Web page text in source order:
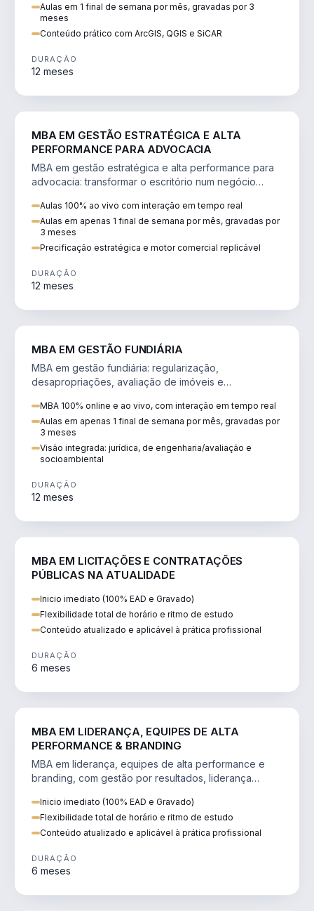
Aulas em 1 final de semana por mês, gravadas por 3
meses
Conteúdo prático com ArcGIS, QGIS e SiCAR
DURAÇÃO
12 meses
MBA EM GESTÃO ESTRATÉGICA E ALTA
PERFORMANCE PARA ADVOCACIA
MBA em gestão estratégica e alta performance para
advocacia: transformar o escritório num negócio
Aulas 100% ao vivo com interação em tempo real
Aulas em apenas 1 final de semana por mês, gravadas por
3 meses
Precificação estratégica e motor comercial replicável
DURAÇÃO
12 meses
MBA EM GESTÃO FUNDIÁRIA
MBA em gestão fundiária: regularização,
desapropriações, avaliação de imóveis e
MBA 100% online e ao vivo, com interação em tempo real
Aulas em apenas 1 final de semana por mês, gravadas por
3 meses
Visão integrada: jurídica, de engenharia/avaliação e
socioambiental
DURAÇÃO
12 meses
MBA EM LICITAÇÕES E CONTRATAÇÕES
PÚBLICAS NA ATUALIDADE
Inicio imediato (100% EAD e Gravado)
Flexibilidade total de horário e ritmo de estudo
Conteúdo atualizado e aplicável à prática profissional
DURAÇÃO
6 meses
MBA EM LIDERANÇA, EQUIPES DE ALTA
PERFORMANCE & BRANDING
MBA em liderança, equipes de alta performance e
branding, com gestão por resultados, liderança
Inicio imediato (100% EAD e Gravado)
Flexibilidade total de horário e ritmo de estudo
Conteúdo atualizado e aplicável à prática profissional
DURAÇÃO
6 meses